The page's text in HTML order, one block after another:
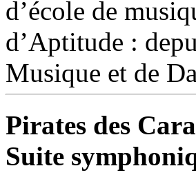
d’école de
d’Aptitude :
Musique et de
Pirates des
Suite